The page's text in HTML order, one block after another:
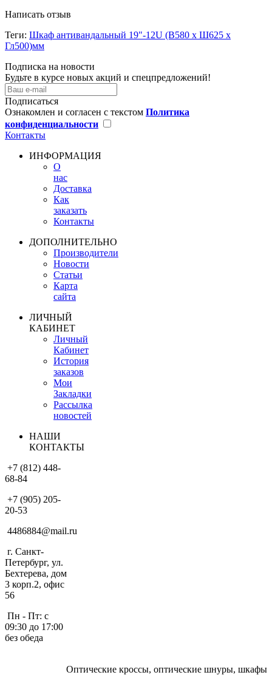
Написать отзыв
Теги: Шкаф антивандальный 19"-12U (В580 x Ш625 x
Гл500)мм
Подписка на новости
Будьте в курсе новых акций и спецпредложений!
Подписаться
Ознакомлен и согласен с текстом Политика
конфиденциальности
Контакты
ИНФОРМАЦИЯ
О
нас
Доставка
Как
заказать
Контакты
ДОПОЛНИТЕЛЬНО
Производители
Новости
Статьи
Карта
сайта
ЛИЧНЫЙ
КАБИНЕТ
Личный
Кабинет
История
заказов
Мои
Закладки
Рассылка
новостей
НАШИ
КОНТАКТЫ
+7 (812) 448-
68-84
+7 (905) 205-
20-53
4486884@mail.ru
г. Санкт-
Петербург, ул.
Бехтерева, дом
3 корп.2, офис
56
Пн - Пт: с
09:30 до 17:00
без обеда
Оптические кроссы, оптические шнуры, шкафы